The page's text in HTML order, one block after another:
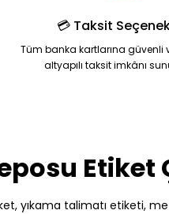
💳 Taksit
Tüm banka kartlarına güvenli
altyapılı taksit imkânı
Etiket
yıkama talimatı etiketi,